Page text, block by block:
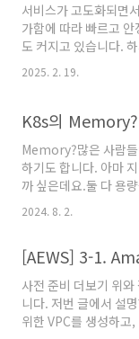
서비스가 고도화되면
가함에 따라 빠르고
도 커지고 있습니다.
션 중에서 어떤 스토리
이 제대로 나오는지 판
Ceph, NFS, Local PV
제공되지만 이들이 올
원하는 성능을 제공하
니다. 이번 글에서는
지표, 그리고 Kubestr
법을 다뤄보겠습니다
할 수 있고, 전원이 꺼
2025. 2. 19.
K8s의
Memory?많은 사람들
하기도 합니다. 아마
까 싶은데요.둘 다 용
본적으로 용량을 측정
Memory우리가 흔히
니다. K8s의 Memory
Pod를 정의하는
엇을 의미할까요
example-pods..
2024. 8. 2.
사전 준비 더보기 위
니다. 저번 글에서 설
위한 VPC를 생성하